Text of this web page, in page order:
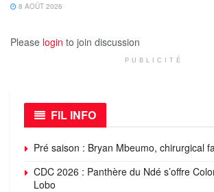
8 AOÛT 2026
Please login to join discussion
PUBLICITÉ
FIL INFO
Pré saison : Bryan Mbeumo, chirurgical
CDC 2026 : Panthère du Ndé s’offre
Lobo